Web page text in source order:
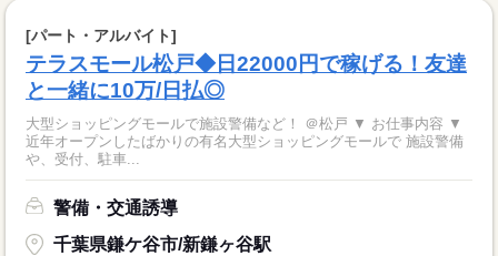
[パート・アルバイト]
テラスモール松戸◆日22000円で稼げる！友達
と一緒に10万/日払◎
大型ショッピングモールで施設警備など！ ＠松戸 ▼ お仕事内容 ▼
近年オープンしたばかりの有名大型ショッピングモールで 施設警備
や、受付、駐車...
警備・交通誘導
千葉県鎌ケ谷市/新鎌ヶ谷駅